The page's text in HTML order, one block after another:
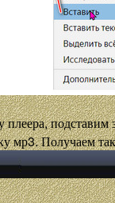
плеера, подставим
мр3. Получаем